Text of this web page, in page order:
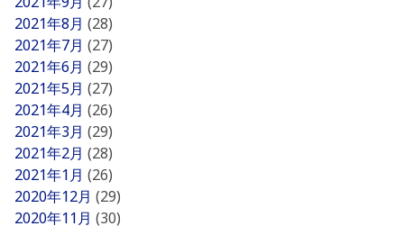
2021年8月 (28)
2021年7月 (27)
2021年6月 (29)
2021年5月 (27)
2021年4月 (26)
2021年3月 (29)
2021年2月 (28)
2021年1月 (26)
2020年12月 (29)
2020年11月 (30)